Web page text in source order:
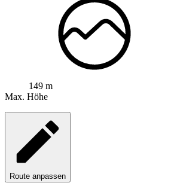
149 m
Max. Höhe
Route anpassen